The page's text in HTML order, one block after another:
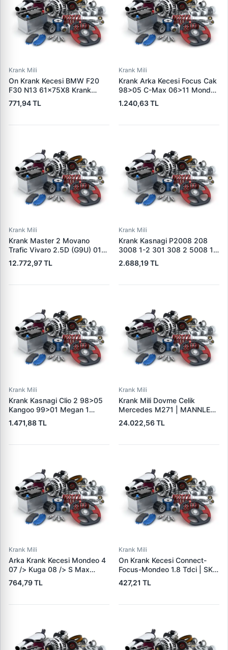
Krank Mili
On Krank Kecesi BMW F20
F30 N13 61×75X8 Krank
Kecesi On 208 308 207 C3 3
DS3 EP3-EP3C 308 508
Tepe Berlingo 3 DS3 C3 3 C5
771,94 TL
Krank Mili
Krank Arka Kecesi Focus Cak
98>05 C-Max 06>11 Mondeo
3 00>07 Transi̇t Connect TC7
06>14 Transi̇t Connect TC7
79.8X184X18.8 | SKT
1.240,63 TL
Krank Mili
Krank Master 2 Movano
Trafic Vivaro 2.5D (G9U) 01>
(Celik Alisimli) | GENMOT
1181 | OEM 8200314795
12.772,97 TL
Krank Mili
Krank Kasnagi P2008 208
3008 1-2 301 308 2 5008 1-
2 508 Expert 4 Partner
Berlingo C3 2-3 Picasso C4 2
DS5 Jumpy 4 | KENTPAR
2.688,19 TL
Krank Mili
Krank Kasnagi Clio 2 98>05
Kangoo 99>01 Megan 1
96>99 | KRAFTVOLL
15050090 | OEM
1.471,88 TL
Krank Mili
Krank Mili Dovme Celik
Mercedes M271 | MANNLEY
MN4003CS | OEM
A2710300201
24.022,56 TL
Krank Mili
Arka Krank Kecesi Mondeo 4
07 /> Kuga 08 /> S Max
Galaxy 06 /> C Max 15 />
Focus 2 05 /> 2,0TDCI E4 /
Olcu: (90 * 110×7) /
764,79 TL
Krank Mili
On Krank Kecesi Connect-
Focus-Mondeo 1.8 Tdci | SKT
041077-FK | OEM XS4Q
6700 AD 1198045
427,21 TL